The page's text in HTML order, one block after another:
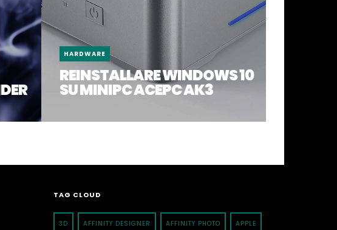
HARDWARE
REINSTALLARE WINDOWS 10
SU MINIPC ACEPC AK3
TAG CLOUD
3D AFFINITY DESIGNER AFFINITY PHOTO APPLE